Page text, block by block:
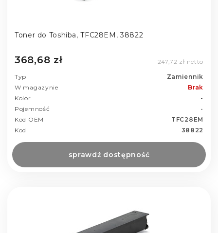
Toner do Toshiba, TFC28EM, 38822
368,68 zł 247,72 zł netto
Typ
Zamiennik
W magazynie
Brak
Kolor
-
Pojemność
-
Kod OEM
TFC28EM
Kod
38822
sprawdź dostępność